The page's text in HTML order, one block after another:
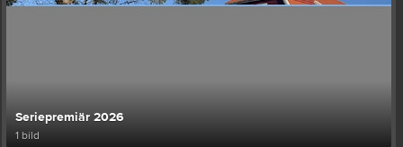
Seriepremiär 2026
1 bild